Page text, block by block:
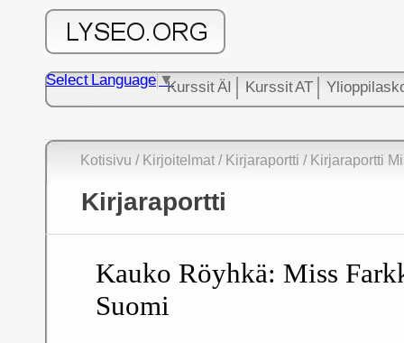
Kurssit ÄI Kurssit AT
Select Language ▼
Kotisivu / Kirjoitelmat / Kirjaraportti / Kirjaraportti
Kirjaraportti
Kauko Röyhkä: Miss
Suomi